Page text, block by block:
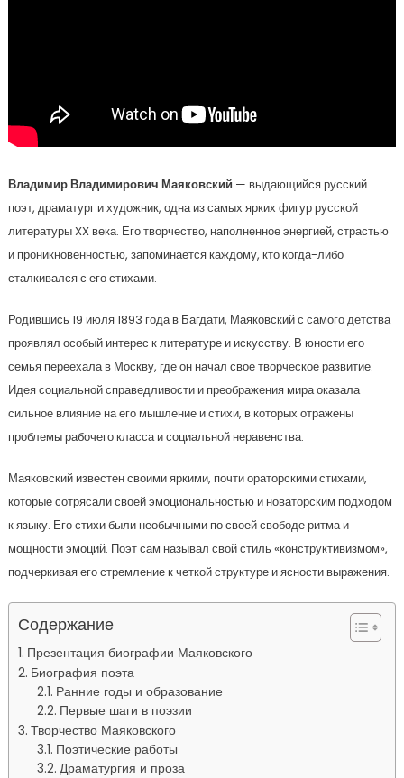
Владимир Владимирович Маяковский — выдающийся русский
поэт, драматург и художник, одна из самых ярких фигур русской
литературы XX века. Его творчество, наполненное энергией, страстью
и проникновенностью, запоминается каждому, кто когда-либо
сталкивался с его стихами.
Родившись 19 июля 1893 года в Багдати, Маяковский с самого детства
проявлял особый интерес к литературе и искусству. В юности его
семья переехала в Москву, где он начал свое творческое развитие.
Идея социальной справедливости и преображения мира оказала
сильное влияние на его мышление и стихи, в которых отражены
проблемы рабочего класса и социальной неравенства.
Маяковский известен своими яркими, почти ораторскими стихами,
которые сотрясали своей эмоциональностью и новаторским подходом
к языку. Его стихи были необычными по своей свободе ритма и
мощности эмоций. Поэт сам называл свой стиль «конструктивизмом»,
подчеркивая его стремление к четкой структуре и ясности выражения.
Содержание
Презентация биографии Маяковского
Биография поэта
Ранние годы и образование
Первые шаги в поэзии
Творчество Маяковского
Поэтические работы
Драматургия и проза